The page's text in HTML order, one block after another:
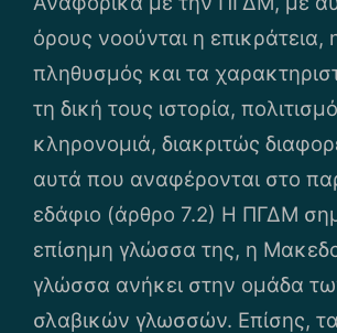
όρους νοούνται η
πληθυσμός και τα
τη δική τους ιστορία,
κληρονομιά, διακριτώς
αυτά που αναφέρονται στο
εδάφιο (άρθρο 7.2) Η ΠΓΔΜ
επίσημη γλώσσα της, η
γλώσσα ανήκει στην ομάδα
σλαβικών γλωσσών. Επίσης,